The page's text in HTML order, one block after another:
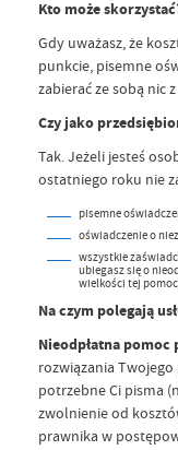
Kto może
Gdy uważasz, że
punkcie, pisemne
zabierać ze sobą nic
Czy jako
Tak.Jeżeli jesteś
ostatniego roku nie
pisemne
oświadczenie o
wszystkie
ubiegasz się o
wielkości tej
Na czym polegają
Nieodpłatna pomoc
rozwiązania
potrzebne Ci pisma
zwolnienie od
prawnika w